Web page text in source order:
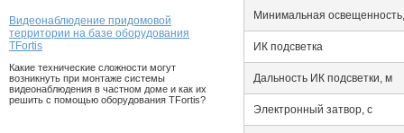
Видеонаблюдение придомовой
территории на базе оборудования
TFortis
Какие технические сложности могут
возникнуть при монтаже системы
видеонаблюдения в частном доме и как их
решить с помощью оборудования TFortis?
Минимальная
ИК подсветка
Дальность ИК подсветки, м
Электронный затвор, с